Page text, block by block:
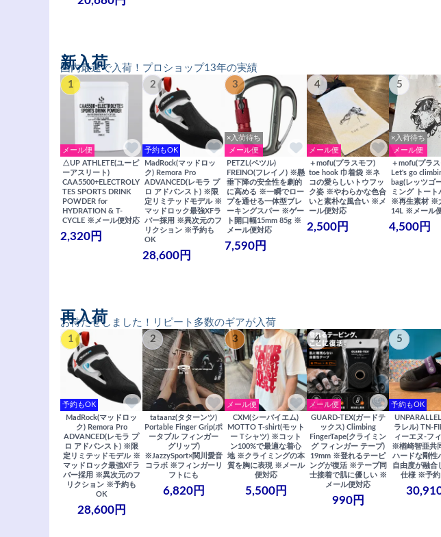
国内最速で入荷！プロショップ13年の実績
新入荷
1
メール便
△UP ATHLETE(ユーピ
ーアスリート)
CAA5500+ELECTROLY
TES SPORTS DRINK
POWDER for
HYDRATION & T-
CYCLE ※メール便対応
2,320円
2
予約もOK
MadRock(マッドロッ
ク) Remora Pro
ADVANCED(レモラ プ
ロ アドバンスト) ※限
定リミテッドモデル ※
マッドロック最強XFラ
バー採用 ※異次元のフ
リクション ※予約も
OK
28,600円
3
×入荷待ち
メール便
PETZL(ペツル)
FREINO(フレイノ) ※懸
垂下降の安全性を劇的
に高める ※一瞬でロー
プを通せる一体型ブレ
ーキングスパー ※ゲー
ト開口幅15mm 85g ※
メール便対応
7,590円
4
メール便
＋mofu(プラスモフ)
toe hook 巾着袋 ※ネ
コの愛らしいトウフッ
ク姿 ※やわらかな色合
いと素朴な風合い ※メ
ール便対応
2,500円
5
×入荷待ち
メール便
＋mofu(プラ
Let's go
bag(レッツゴ
ミング トート
※再生素材 ※
14L ※メール
4,500円
お待たせしました！リピート多数のギアが入荷
再入荷
1
予約もOK
MadRock(マッドロッ
ク) Remora Pro
ADVANCED(レモラ プ
ロ アドバンスト) ※限
定リミテッドモデル ※
マッドロック最強XFラ
バー採用 ※異次元のフ
リクション ※予約も
OK
28,600円
2
tataanz(タターンツ)
Portable Finger Grip(ポ
ータブル フィンガー
グリップ)
※JazzySport×関川愛音
コラボ ※フィンガーリ
フトにも
6,820円
3
メール便
CXM(シーバイエム)
MOTTO T-shirt(モット
ー Tシャツ) ※コット
ン100%で最適な着心
地 ※クライミングの本
質を胸に表現 ※メール
便対応
5,500円
4
メール便
GUARD-TEX(ガードテ
ックス) Climbing
FingerTape(クライミン
グ フィンガー テープ)
19mm ※登れるテーピ
ングが復活 ※テープ同
士接着で肌に優しい ※
メール便対応
990円
5
予約もOK
ラレル) TN-
ィーエヌ-フ
※楢崎智亜共
ハードな剛性
自由度が融合
仕様 ※予